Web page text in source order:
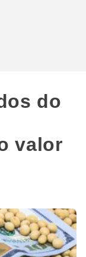
do
valor